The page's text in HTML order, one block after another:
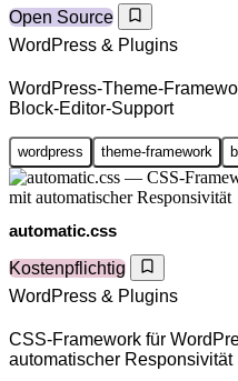
Open Source
WordPress & Plugins
WordPress-Theme-
Block-Editor-Support
wordpress theme-framework
automatic.css
Kostenpflichtig
WordPress & Plugins
CSS-Framework für
automatischer Responsivität